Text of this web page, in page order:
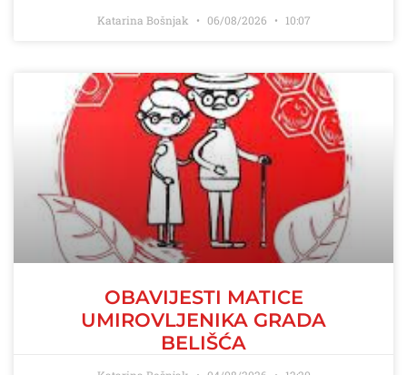
Katarina Bošnjak 06/08/2026 10:07
OBAVIJESTI MATICE
UMIROVLJENIKA GRADA
BELIŠĆA